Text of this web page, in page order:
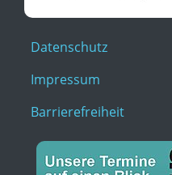
Datenschutz
Impressum
Barrierefreiheit